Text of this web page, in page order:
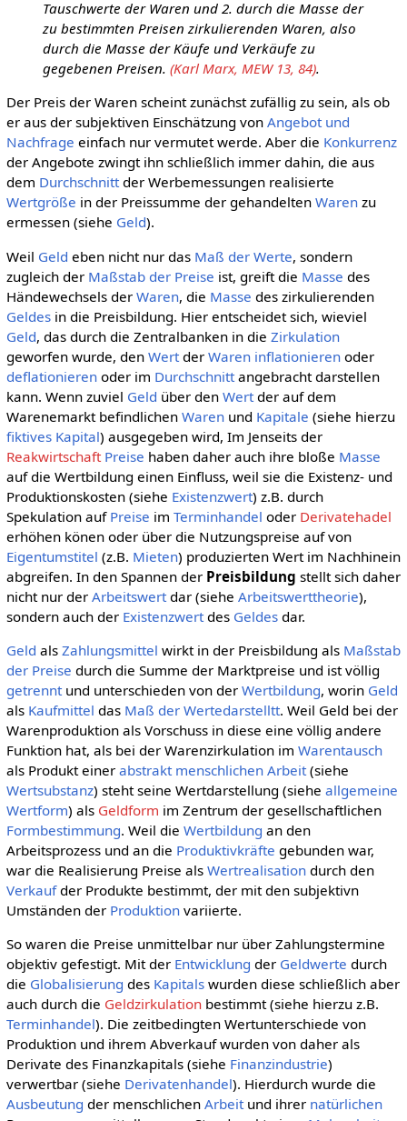
Tauschwerte der Waren und 2. durch die Masse der
zu bestimmten Preisen zirkulierenden Waren, also
durch die Masse der Käufe und Verkäufe zu
gegebenen Preisen. (Karl Marx, MEW 13, 84).
Der Preis der Waren scheint zunächst zufällig zu sein, als ob
er aus der subjektiven Einschätzung von Angebot und
Nachfrage einfach nur vermutet werde. Aber die Konkurrenz
der Angebote zwingt ihn schließlich immer dahin, die aus
dem Durchschnittder Werbemessungen realisierte
Wertgröße in der Preissumme der gehandelten Warenzu
ermessen (siehe Geld).
Weil Geld eben nicht nur das Maß der Werte, sondern
zugleich der Maßstab der Preise ist, greift die Masse des
Händewechsels der Waren, die Masse des zirkulierenden
Geldesin die Preisbildung. Hier entscheidet sich, wieviel
Geld, das durch die Zentralbanken in die Zirkulation
geworfen wurde, den Wertder Waren inflationierenoder
deflationierenoder im Durchschnittangebracht darstellen
kann. Wenn zuviel Geld über den Wertder auf dem
Warenemarkt befindlichen Warenund Kapitale (siehe hierzu
fiktives Kapital) ausgegeben wird, Im Jenseits der
Reakwirtschaft Preise haben daher auch ihre bloße Masse
auf die Wertbildung einen Einfluss, weil sie die Existenz- und
Produktionskosten (siehe Existenzwert) z.B. durch
Spekulation auf Preise im Terminhandel oder Derivatehadel
erhöhen könen oder über die Nutzungspreise auf von
Eigentumstitel (z.B. Mieten) produzierten Wert im Nachhinein
abgreifen. In den Spannen der Preisbildung stellt sich daher
nicht nur der Arbeitswertdar (siehe Arbeitswerttheorie),
sondern auch der Existenzwertdes Geldesdar.
Geld als Zahlungsmittel wirkt in der Preisbildung als Maßstab
der Preise durch die Summe der Marktpreise und ist völlig
getrenntund unterschieden von der Wertbildung, worin Geld
als Kaufmittel das Maß der Wertedarstelltt. Weil Geld bei der
Warenproduktion als Vorschuss in diese eine völlig andere
Funktion hat, als bei der Warenzirkulation im Warentausch
als Produkt einer abstrakt menschlichen Arbeit(siehe
Wertsubstanz) steht seine Wertdarstellung (siehe allgemeine
Wertform) als Geldform im Zentrum der gesellschaftlichen
Formbestimmung. Weil die Wertbildung an den
Arbeitsprozess und an die Produktivkräfte gebunden war,
war die Realisierung Preise als Wertrealisationdurch den
Verkaufder Produkte bestimmt, der mit den subjektivn
Umständen der Produktionvariierte.
So waren die Preise unmittelbar nur über Zahlungstermine
objektiv gefestigt. Mit der Entwicklung der Geldwerte durch
die Globalisierung des Kapitalswurden diese schließlich aber
auch durch die Geldzirkulationbestimmt (siehe hierzu z.B.
Terminhandel). Die zeitbedingten Wertunterschiede von
Produktion und ihrem Abverkauf wurden von daher als
Derivate des Finanzkapitals (siehe Finanzindustrie)
verwertbar (siehe Derivatenhandel). Hierdurch wurde die
Ausbeutung der menschlichen Arbeitund ihrer natürlichen